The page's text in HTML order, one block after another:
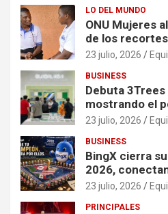
LO DEL MUNDO
ONU Mujeres
de los
organizaciones
crisis
23 julio, 2026
BUSINESS
Debuta
mostrando el
China en
23 julio, 2026
BUSINESS
BingX cierra
2026,
través de
23 julio, 2026
PRINCIPALES